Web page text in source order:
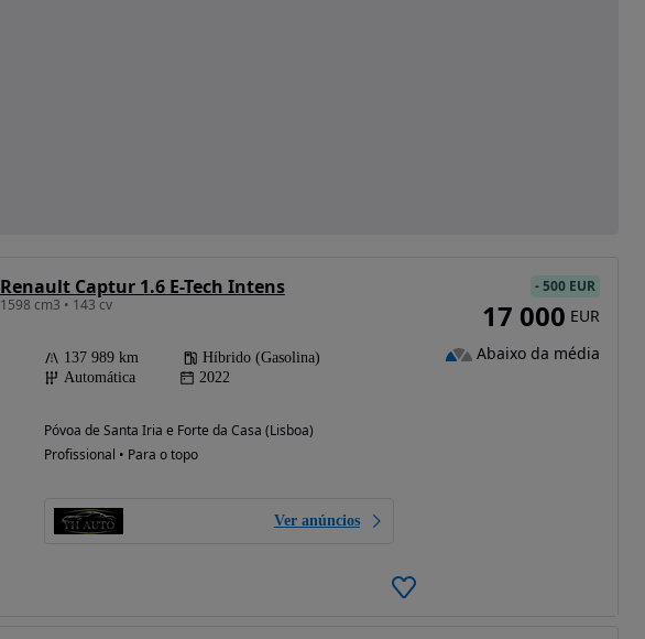
Renault Captur 1.6 E-Tech Intens
1598 cm3 • 143 cv
137 989 km
Híbrido (Gasolina)
Automática
2022
Póvoa de Santa Iria e Forte da Casa (Lisboa)
Profissional • Para o topo
Ver anúncios
-500 EUR
17 000 EUR
Abaixo da média